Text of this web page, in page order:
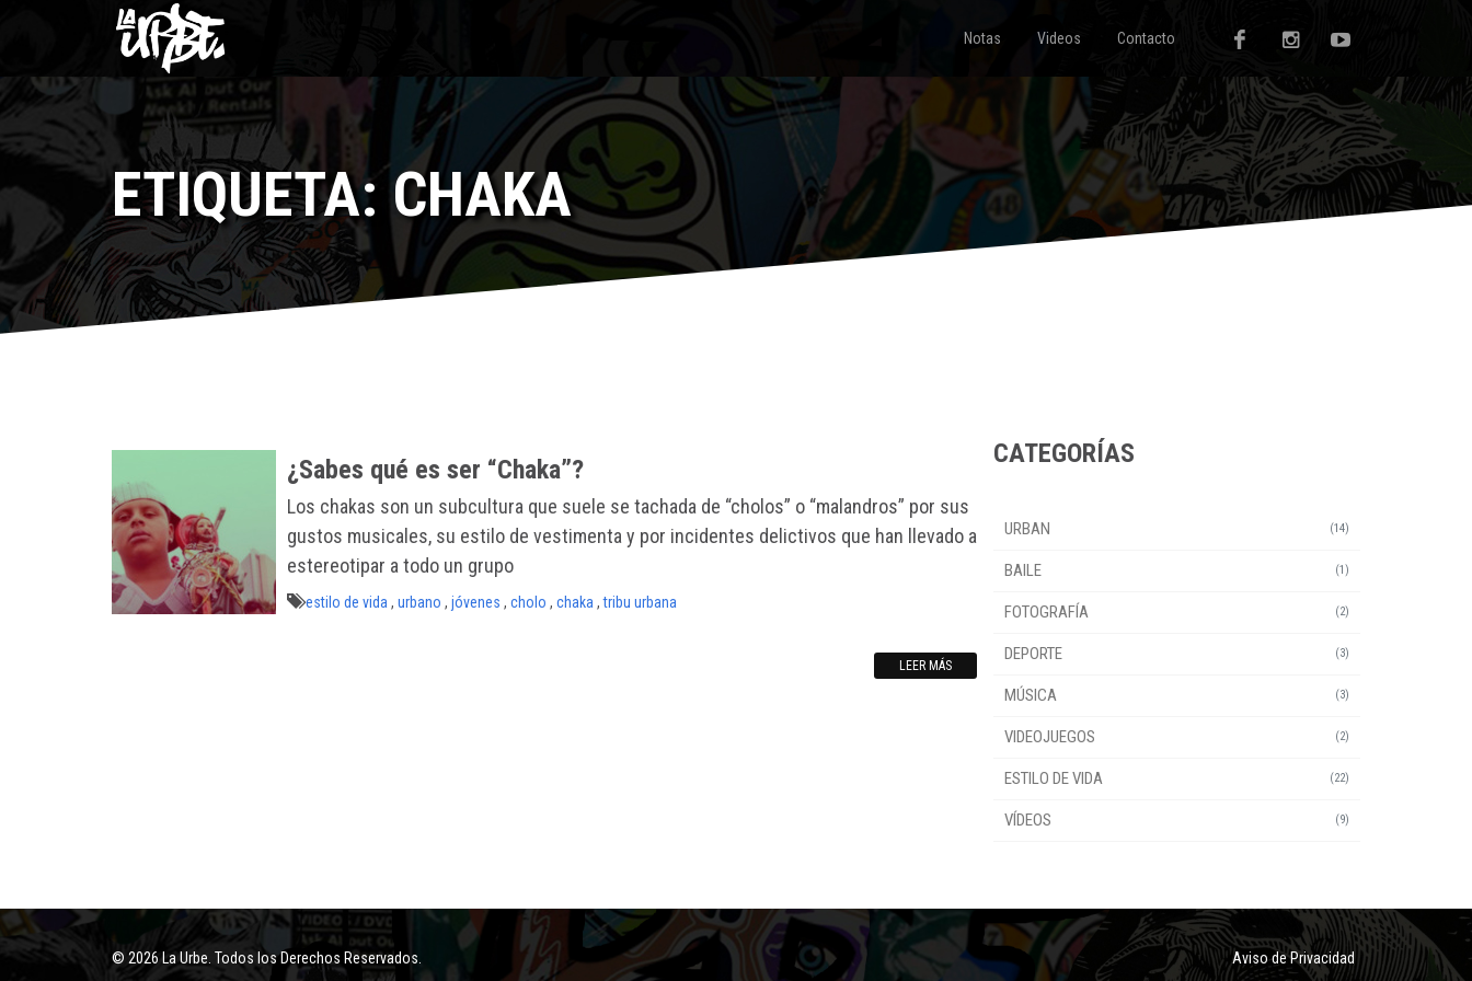
Notas Videos Contacto
ETIQUETA: CHAKA
¿Sabes qué es ser “Chaka”?
Los chakas son un subcultura que suele se tachada de “cholos” o “malandros” por sus
gustos musicales, su estilo de vestimenta y por incidentes delictivos que han llevado a
estereotipar a todo un grupo
estilo de vida , urbano , jóvenes , cholo , chaka ,tribu urbana
LEER MÁS
CATEGORÍAS
(14)
URBAN
(1)
BAILE
(2)
FOTOGRAFÍA
(3)
DEPORTE
(3)
MÚSICA
(2)
VIDEOJUEGOS
(22)
ESTILO DE VIDA
(9)
VÍDEOS
Aviso de Privacidad
© 2026 La Urbe. Todos los Derechos Reservados.